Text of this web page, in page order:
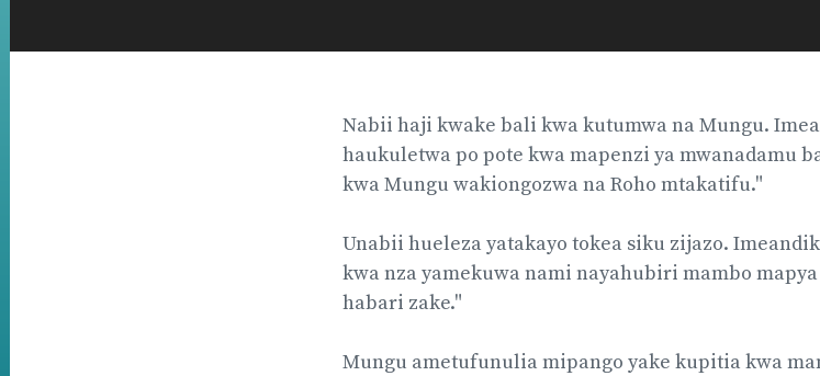
Nabii haji kwake bali kwa kutumwa na Mungu.
haukuletwa po pote kwa mapenzi ya mwanadamu
kwa Mungu wakiongozwa na Roho mtakatifu."
Unabii hueleza yatakayo tokea siku zijazo.
kwa nza yamekuwa nami nayahubiri mambo
habari zake."
Mungu ametufunulia mipango yake kupitia kwa